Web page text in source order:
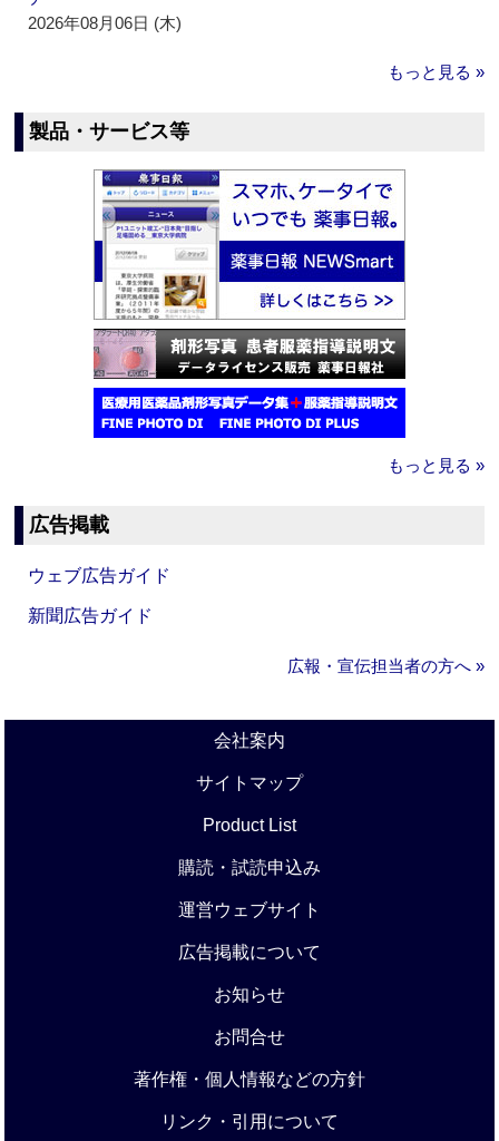
2026年08月06日 (木)
もっと見る »
製品・サービス等
もっと見る »
広告掲載
ウェブ広告ガイド
新聞広告ガイド
広報・宣伝担当者の方へ »
会社案内
サイトマップ
Product List
購読・試読申込み
運営ウェブサイト
広告掲載について
お知らせ
お問合せ
著作権・個人情報などの方針
リンク・引用について